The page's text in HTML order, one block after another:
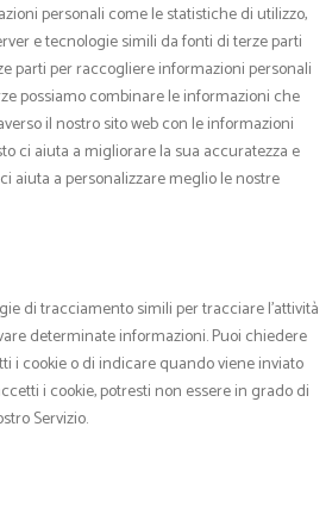
personali come le statistiche di utilizzo,
e tecnologie simili da fonti di terze parti
parti per raccogliere informazioni personali
possiamo combinare le informazioni che
il nostro sito web con le informazioni
ci aiuta a migliorare la sua accuratezza e
aiuta a personalizzare meglio le nostre
di tracciamento simili per tracciare l’attività
determinate informazioni. Puoi chiedere
i cookie o di indicare quando viene inviato
i cookie, potresti non essere in grado di
Servizio.